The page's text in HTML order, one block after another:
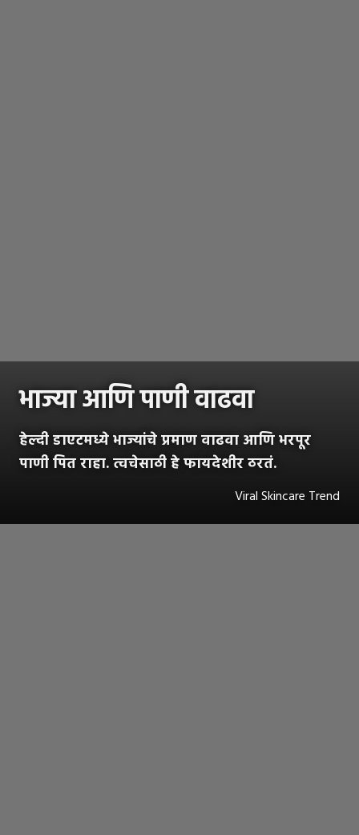
भाज्या आणि पाणी वाढवा
हेल्दी डाएटमध्ये भाज्यांचे प्रमाण वाढवा आणि भरपूर
पाणी पित राहा. त्वचेसाठी हे फायदेशीर ठरतं.
Viral Skincare Trend